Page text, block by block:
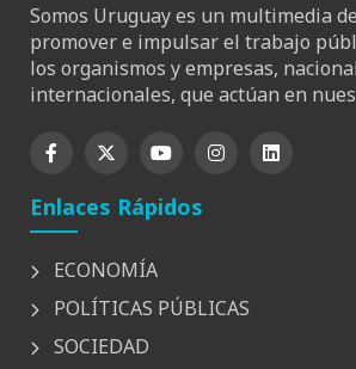
Somos Uruguay es un multimedia
promover e impulsar el trabajo
los organismos y empresas,
internacionales, que actúan en
Enlaces Rápidos
ECONOMÍA
POLÍTICAS PÚBLICAS
SOCIEDAD